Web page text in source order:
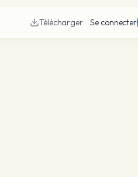
Télécharger Se connecter